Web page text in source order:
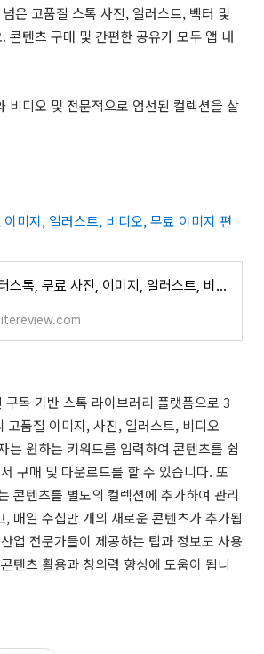
은 고품질 스톡 사진, 일러스트, 벡터 및
콘텐츠 구매 및 간편한 공유가 모두 앱 내
비디오 및 전문적으로 엄선된 컬렉션을 살
미지, 일러스트, 비디오, 무료 이미지 편
셔터스톡, 무료 사진, 이미지, 일러스트, 비디오, 무료 이미지 편집기 - insitereview.com
구독 기반 스톡 라이브러리 플랫폼으로 3
고품질 이미지, 사진, 일러스트, 비디오
는 원하는 키워드를 입력하여 콘텐츠를 쉽
구매 및 다운로드를 할 수 있습니다. 또
콘텐츠를 별도의 컬렉션에 추가하여 관리
, 매일 수십만 개의 새로운 콘텐츠가 추가됩
업 전문가들이 제공하는 팁과 정보도 사용
텐츠 활용과 창의력 향상에 도움이 됩니